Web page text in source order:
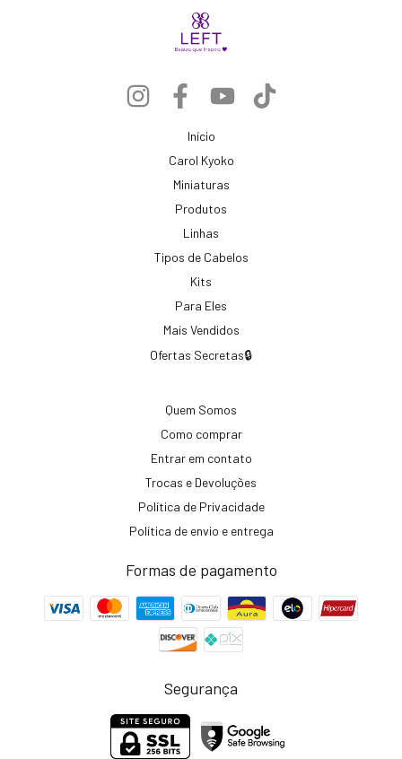
Início
Carol Kyoko
Miniaturas
Produtos
Linhas
Tipos de Cabelos
Kits
Para Eles
Mais Vendidos
Ofertas Secretas🔒
Quem Somos
Como comprar
Entrar em contato
Trocas e Devoluções
Política de Privacidade
Política de envio e entrega
Formas de pagamento
Segurança